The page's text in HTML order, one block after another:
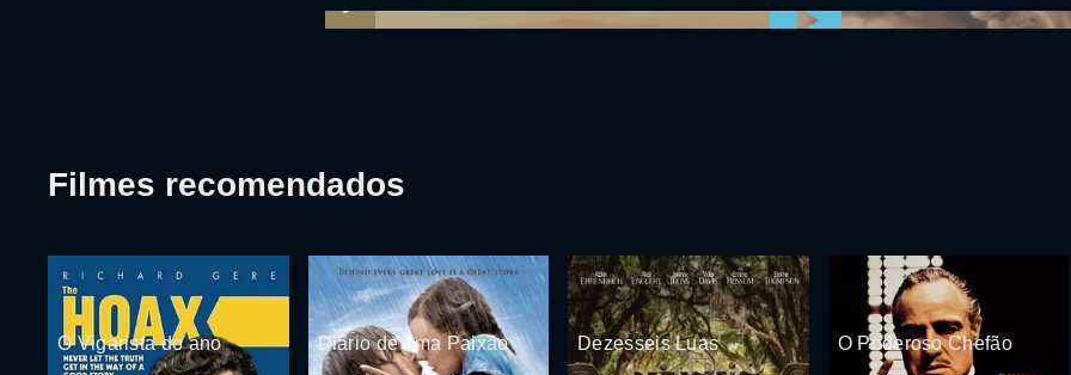
Filmes recomendados
O Vigarista do ano Diário de uma Paixão Dezesseis Luas O Poderoso Chefão